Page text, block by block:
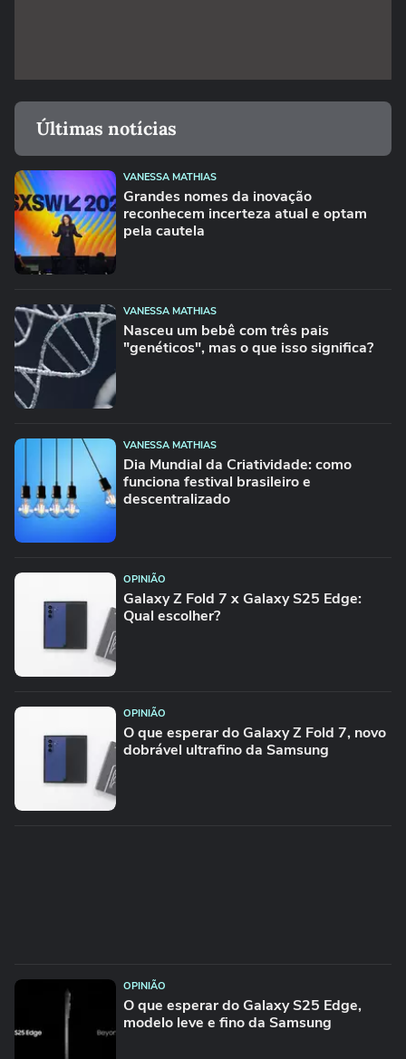
Últimas notícias
VANESSA MATHIAS
Grandes nomes da inovação
reconhecem incerteza atual e optam
pela cautela
VANESSA MATHIAS
Nasceu um bebê com três pais
"genéticos", mas o que isso significa?
VANESSA MATHIAS
Dia Mundial da Criatividade: como
funciona festival brasileiro e
descentralizado
OPINIÃO
Galaxy Z Fold 7 x Galaxy S25 Edge:
Qual escolher?
OPINIÃO
O que esperar do Galaxy Z Fold 7, novo
dobrável ultrafino da Samsung
OPINIÃO
O que esperar do Galaxy S25 Edge,
modelo leve e fino da Samsung